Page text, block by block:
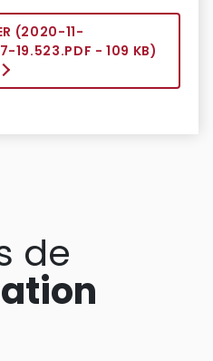
(2020-11-
19.523.PDF - 109 KB)
de